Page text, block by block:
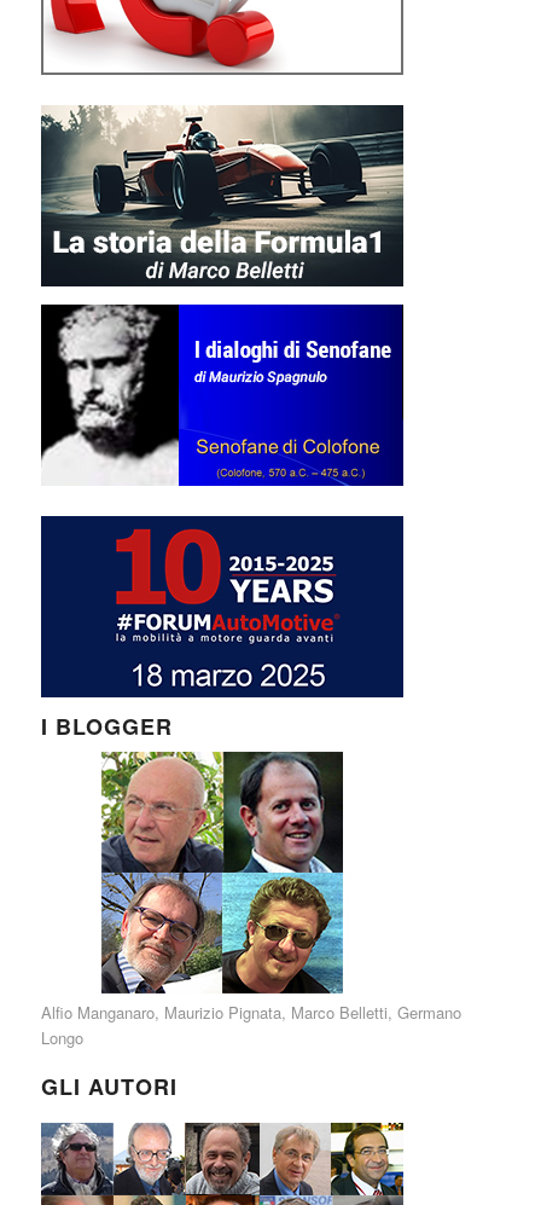
I BLOGGER
Alfio Manganaro, Maurizio Pignata, Marco Belletti, Germano
Longo
GLI AUTORI